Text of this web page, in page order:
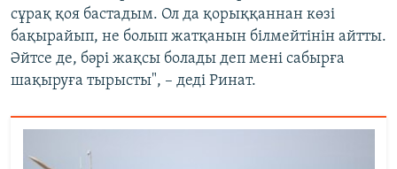
сұрақ қоя бастадым. Ол да қорыққаннан көзі
бақырайып, не болып жатқанын білмейтінін айтты.
Әйтсе де, бәрі жақсы болады деп мені сабырға
шақыруға тырысты", – деді Ринат.